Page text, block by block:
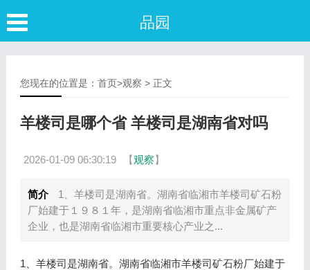
品园
您现在的位置是： 首页>观察 > 正文
羊楼司是哪个省 羊楼司是湖南省对吗
2026-01-09 06:30:19 【观察】
简介
1、羊楼司是湖南省。湖南省临湘市羊楼司矿石粉
厂始建于１９８１年，是湖南省临湘市重点非金属矿产
企业，也是湖南省临湘市重要核心产业之...
1、羊楼司是湖南省。湖南省临湘市羊楼司矿石粉厂始建于